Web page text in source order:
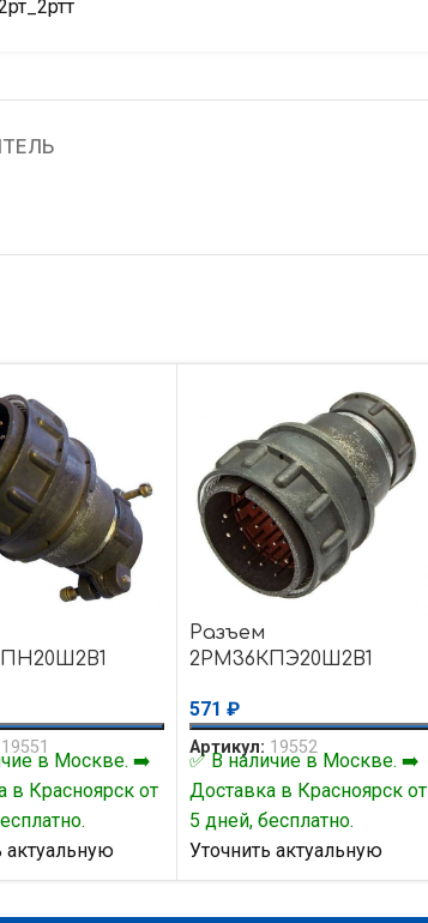
19551
в Москве. ➡️
в Красноярск от
актуальную
товара Вы
Разъем
2РМ36КПЭ20Ш2В1
571 ₽
Артикул: 19552
✅ В наличие в Москве. ➡️
Доставка в Красноярск от
5 дней, бесплатно.
Уточнить актуальную
цену и наличие товара Вы